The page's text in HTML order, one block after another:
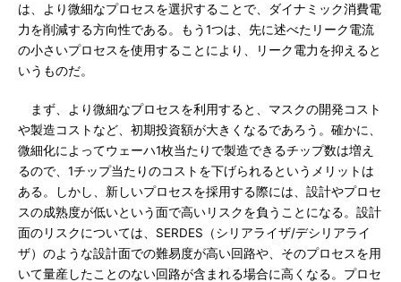
は、より微細なプロセスを選択することで、ダイナミック消費電
力を削減する方向性である。もう1つは、先に述べたリーク電流
の小さいプロセスを使用することにより、リーク電力を抑えると
いうものだ。
まず、より微細なプロセスを利用すると、マスクの開発コスト
や製造コストなど、初期投資額が大きくなるであろう。確かに、
微細化によってウェーハ1枚当たりで製造できるチップ数は増え
るので、1チップ当たりのコストを下げられるというメリットは
ある。しかし、新しいプロセスを採用する際には、設計やプロセ
スの成熟度が低いという面で高いリスクを負うことになる。設計
面のリスクについては、SERDES（シリアライザ/デシリアライ
ザ）のような設計面での難易度が高い回路や、そのプロセスを用
いて量産したことのない回路が含まれる場合に高くなる。プロセ